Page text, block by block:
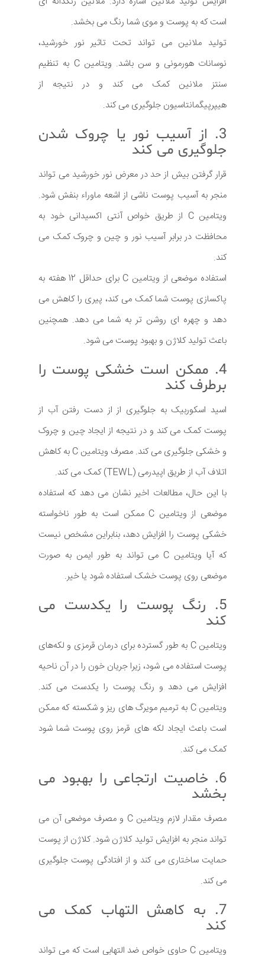
است که به پوست و موی شما رنگ می بخشد.
تولید ملانین می تواند تحت تاثیر نور خورشید،
نوسانات هورمونی و سن باشد. ویتامین C به تنظیم
سنتز ملانین کمک می کند و در نتیجه از
هیپرپیگمانتاسیون جلوگیری می کند.
3. از آسیب نور یا چروک شدن
جلوگیری می کند
قرار گرفتن بیش از حد در معرض نور خورشید می تواند
منجر به آسیب پوست ناشی از اشعه ماوراء بنفش شود.
ویتامین C از طریق خواص آنتی اکسیدانی خود به
محافظت در برابر آسیب نور و چین و چروک کمک می
کند.
استفاده موضعی از ویتامین C برای حداقل 12 هفته به
پاکسازی پوست شما کمک می کند، پیری را کاهش می
دهد و چهره ای روشن تر به شما می دهد. همچنین
باعث تولید کلاژن و بهبود پوست می شود.
4. ممکن است خشکی پوست را
برطرف کند
اسید اسکوربیک به جلوگیری از از دست رفتن آب از
پوست کمک می کند و در نتیجه از ایجاد چین و چروک
و خشکی جلوگیری می کند. مصرف ویتامین C به کاهش
اتلاف آب از طریق اپیدرمی (TEWL) کمک می کند.
با این حال، مطالعات اخیر نشان می دهد که استفاده
موضعی از ویتامین C ممکن است به طور ناخواسته
خشکی پوست را افزایش دهد، بنابراین مشخص نیست
که آیا ویتامین C می تواند به طور ایمن به صورت
موضعی روی پوست خشک استفاده شود یا خیر.
5. رنگ پوست را یکدست می
کند
ویتامین C به طور گسترده برای درمان قرمزی و لکه‌های
پوست استفاده می ‌شود، زیرا جریان خون را در آن ناحیه
افزایش می‌ دهد و رنگ پوست را یکدست می ‌کند.
ویتامین C به ترمیم مویرگ های ریز و شکسته که ممکن
است باعث ایجاد لکه های قرمز روی پوست شما شود
کمک می کند.
6. خاصیت ارتجاعی را بهبود می
بخشد
مصرف مقدار لازم ویتامین C و مصرف موضعی آن می
تواند منجر به افزایش تولید کلاژن شود. کلاژن از پوست
حمایت ساختاری می کند و از افتادگی پوست جلوگیری
می کند.
7. به کاهش التهاب کمک می
کند
ویتامین C حاوی خواص ضد التهابی است که می تواند